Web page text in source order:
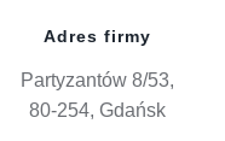
Adres firmy
Partyzantów 8/53,
80-254, Gdańsk